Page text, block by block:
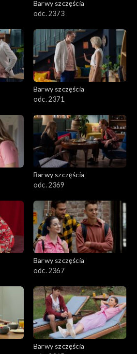
Barwy szczęścia
odc. 2373
Barwy szczęścia
odc. 2371
Barwy szczęścia
odc. 2369
Barwy szczęścia
odc. 2367
Barwy szczęścia